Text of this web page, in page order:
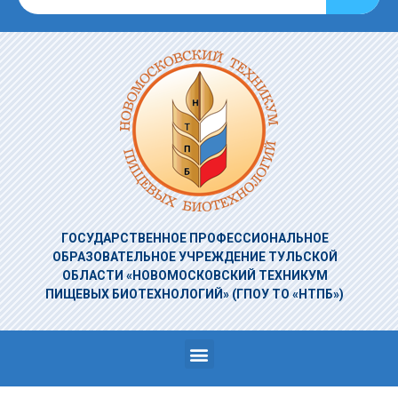
ГОСУДАРСТВЕННОЕ ПРОФЕССИОНАЛЬНОЕ
ОБРАЗОВАТЕЛЬНОЕ УЧРЕЖДЕНИЕТУЛЬСКОЙ
ОБЛАСТИ «НОВОМОСКОВСКИЙ ТЕХНИКУМ
ПИЩЕВЫХ БИОТЕХНОЛОГИЙ» (ГПОУ ТО «НТПБ»)